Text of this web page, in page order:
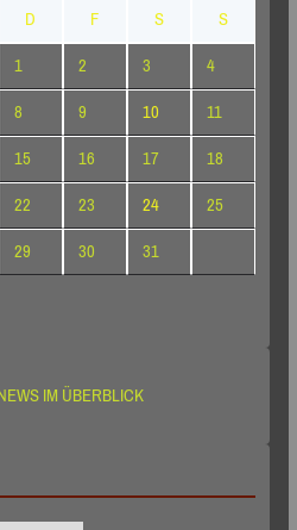
D F S
S
1
2 3
4
8 9 10
11
15 16 17
18
22 23 24
25
29 30
31
IM ÜBERBLICK